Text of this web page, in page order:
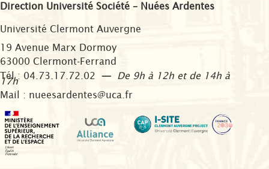
Direction Université Société – Nuées Ardentes
Université Clermont Auvergne
19 Avenue Marx Dormoy
63000 Clermont-Ferrand
Tél : 04.73.17.72.02 — De 9h à 12h et de 14h à
17h
Mail : nueesardentes@uca.fr